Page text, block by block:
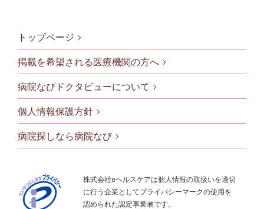
フッタメニ
トップページ
掲載を希望される医療機関の方へ
病院なびドクタビューについて
個人情報保護方針
病院探しなら病院なび
株式会社eヘルスケアは個人情報の取扱いを適切
に行う企業としてプライバシーマークの使用を
認められた認定事業者です。